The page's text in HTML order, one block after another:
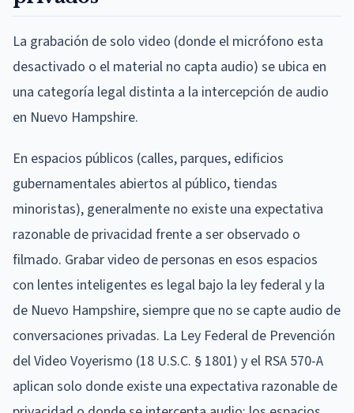
La grabación de solo video (donde el micrófono esta
desactivado o el material no capta audio) se ubica en
una categoría legal distinta a la intercepción de audio
en Nuevo Hampshire.
En espacios públicos (calles, parques, edificios
gubernamentales abiertos al público, tiendas
minoristas), generalmente no existe una expectativa
razonable de privacidad frente a ser observado o
filmado. Grabar video de personas en esos espacios
con lentes inteligentes es legal bajo la ley federal y la
de Nuevo Hampshire, siempre que no se capte audio de
conversaciones privadas. La Ley Federal de Prevención
del Video Voyerismo (18 U.S.C. § 1801) y el RSA 570-A
aplican solo donde existe una expectativa razonable de